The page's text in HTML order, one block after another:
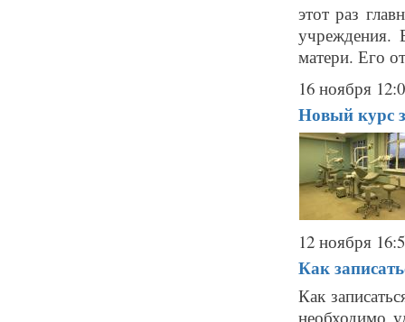
этот раз
учреждения.
матери. Его
16 ноября
Новый курс
12 ноября
Как
Как
необходимо